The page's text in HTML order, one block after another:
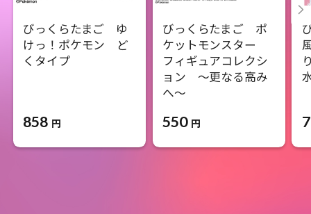
びっくらたまご ゆ
けっ！ポケモン ど
くタイプ
858 円
びっくらたまご ポ
ケットモンスター
フィギュアコレクシ
ョン ～更なる高み
へ～
550 円